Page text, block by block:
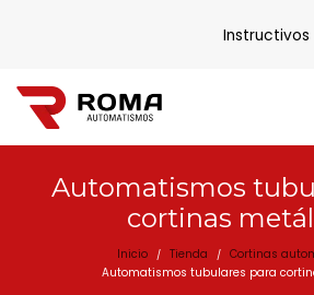
Instructivos
Automatismos
cortinas
Inicio / Tienda / Cortinas
Automatismos tubulares para